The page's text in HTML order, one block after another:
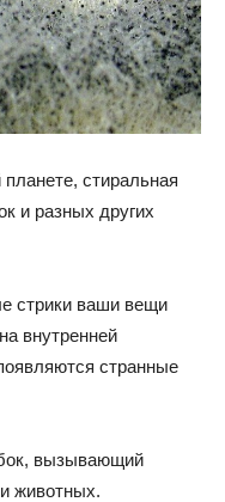
стиральная
и разных других
стрики ваши вещи
внутренней
странные
вызывающий
животных.